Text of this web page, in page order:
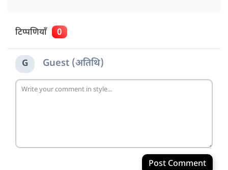
टिप्पणियाँ 0
G Guest (अतिथि)
Post Comment